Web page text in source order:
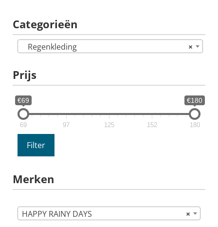
Categorieën
×
Regenkleding
Prijs
€69 €180
69 97 125 152 180
Filter
Merken
×
HAPPY RAINY DAYS